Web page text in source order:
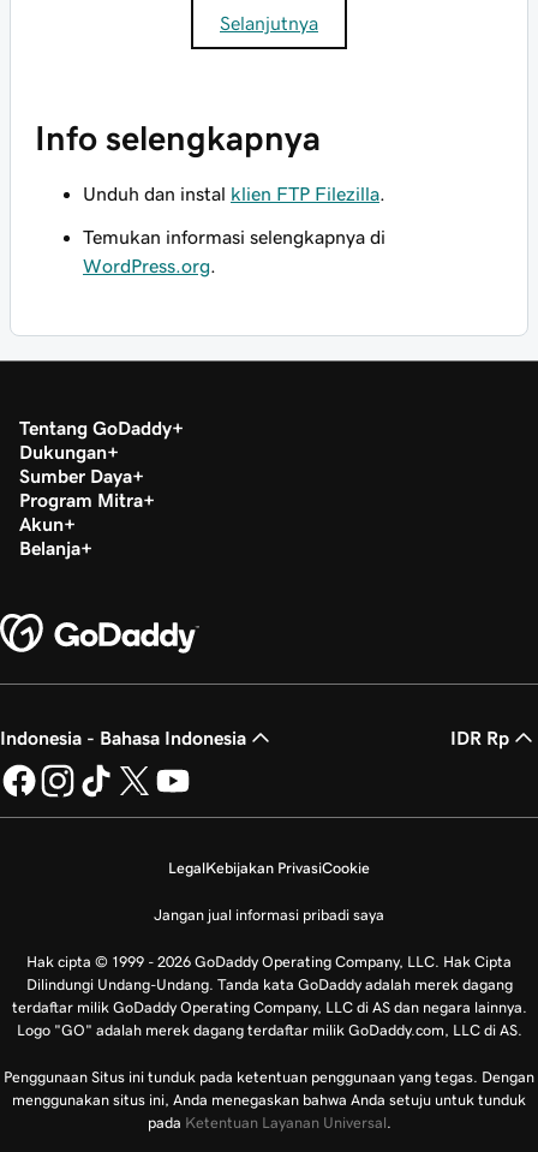
Selanjutnya
Info selengkapnya
Unduh dan instal klien FTP Filezilla
Temukan informasi selengkapnya di
WordPress.org
Tentang GoDaddy
Dukungan
Sumber Daya
Program Mitra
Akun
Belanja
Indonesia - Bahasa Indonesia IDR Rp
LegalKebijakan PrivasiCookie
Jangan jual informasi pribadi saya
Hak cipta © 1999 - 2026 GoDaddy Operating Company, LLC. Hak Cipta
Dilindungi Undang-Undang. Tanda kata GoDaddy adalah merek dagang
terdaftar milik GoDaddy Operating Company, LLC di AS dan negara lainnya.
Logo "GO" adalah merek dagang terdaftar milik GoDaddy.com, LLC di AS.
Penggunaan Situs ini tunduk pada ketentuan penggunaan yang tegas. Dengan
menggunakan situs ini, Anda menegaskan bahwa Anda setuju untuk tunduk
pada Ketentuan Layanan Universal.